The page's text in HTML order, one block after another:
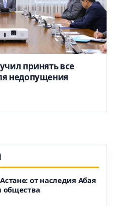
принять все
недопущения
от наследия Абая
общества